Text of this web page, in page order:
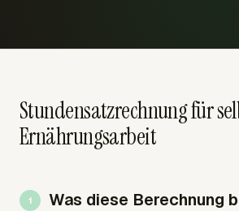
Stundensatzrechnung für
Ernährungsarbeit
Was diese Berechnung